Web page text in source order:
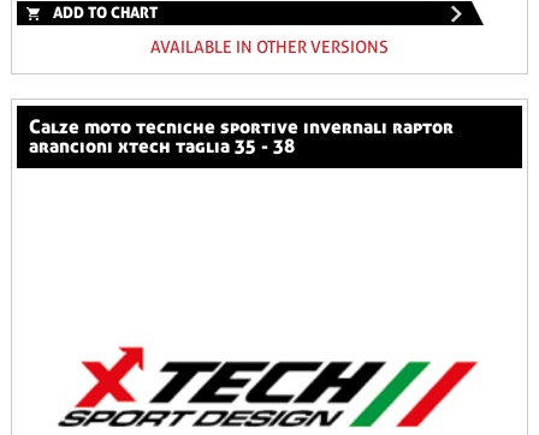
ADD TO CHART
AVAILABLE IN OTHER VERSIONS
calze moto tecniche sportive invernali raptor
arancioni xtech taglia 35 - 38